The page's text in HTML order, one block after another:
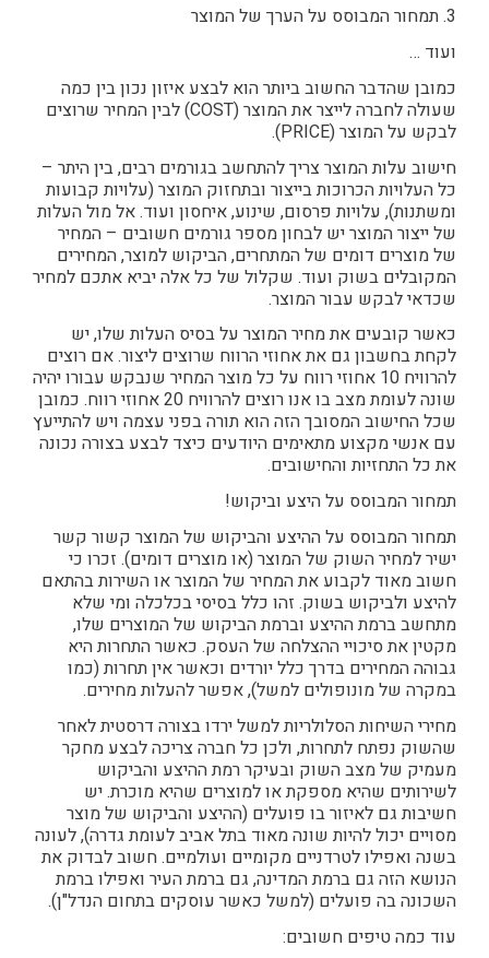
3. תמחור המבוסס על הערך של המוצר
ועוד …
כמובן שהדבר החשוב ביותר הוא לבצע איזון נכון בין כמה
שעולה לחברה לייצר את המוצר (COST) לבין המחיר שרוצים
לבקש על המוצר (PRICE).
חישוב עלות המוצר צריך להתחשב בגורמים רבים, בין היתר –
כל העלויות הכרוכות בייצור ובתחזוק המוצר (עלויות קבועות
ומשתנות), עלויות פרסום, שינוע, איחסון ועוד. אל מול העלות
של ייצור המוצר יש לבחון מספר גורמים חשובים – המחיר
של מוצרים דומים של המתחרים, הביקוש למוצר, המחירים
המקובלים בשוק ועוד. שקלול של כל אלה יביא אתכם למחיר
שכדאי לבקש עבור המוצר.
כאשר קובעים את מחיר המוצר על בסיס העלות שלו, יש
לקחת בחשבון גם את אחוזי הרווח שרוצים ליצור. אם רוצים
להרוויח 10 אחוזי רווח על כל מוצר המחיר שנבקש עבורו יהיה
שונה לעומת מצב בו אנו רוצים להרוויח 20 אחוזי רווח. כמובן
שכל החישוב המסובך הזה הוא תורה בפני עצמה ויש להתייעץ
עם אנשי מקצוע מתאימים היודעים כיצד לבצע בצורה נכונה
את כל התחזיות והחישובים.
תמחור המבוסס על היצע וביקוש!
תמחור המבוסס על ההיצע והביקוש של המוצר קשור קשר
ישיר למחיר השוק של המוצר (או מוצרים דומים). זכרו כי
חשוב מאוד לקבוע את המחיר של המוצר או השירות בהתאם
להיצע ולביקוש בשוק. זהו כלל בסיסי בכלכלה ומי שלא
מתחשב ברמת ההיצע וברמת הביקוש של המוצרים שלו,
מקטין את סיכויי ההצלחה של העסק. כאשר התחרות היא
גבוהה המחירים בדרך כלל יורדים וכאשר אין תחרות (כמו
במקרה של מונופולים למשל), אפשר להעלות מחירים.
מחירי השיחות הסלולריות למשל ירדו בצורה דרסטית לאחר
שהשוק נפתח לתחרות, ולכן כל חברה צריכה לבצע מחקר
מעמיק של מצב השוק ובעיקר רמת ההיצע והביקוש
לשירותים שהיא מספקת או למוצרים שהיא מוכרת. יש
חשיבות גם לאיזור בו פועלים (ההיצע והביקוש של מוצר
מסויים יכול להיות שונה מאוד בתל אביב לעומת גדרה), לעונה
בשנה ואפילו לטרדניים מקומיים ועולמיים. חשוב לבדוק את
הנושא הזה גם ברמת המדינה, גם ברמת העיר ואפילו ברמת
השכונה בה פועלים (למשל כאשר עוסקים בתחום הנדל"ן).
עוד כמה טיפים חשובים: